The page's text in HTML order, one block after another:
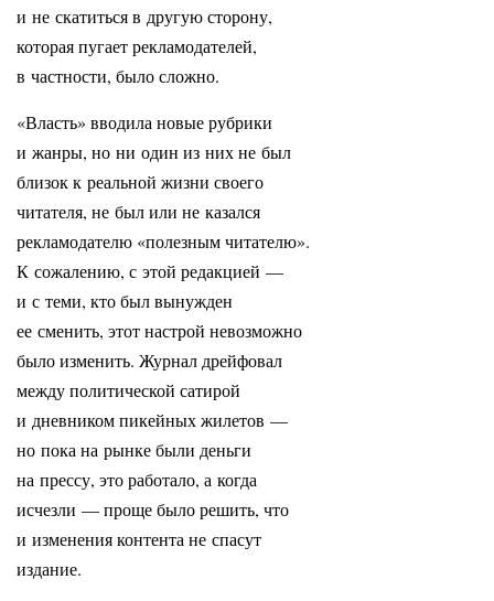
и не скатиться в другую сторону,
которая пугает рекламодателей,
в частности, было сложно.
«Власть» вводила новые рубрики
и жанры, но ни один из них не был
близок к реальной жизни своего
читателя, не был или не казался
рекламодателю «полезным читателю».
К сожалению, с этой редакцией —
и с теми, кто был вынужден
ее сменить, этот настрой невозможно
было изменить. Журнал дрейфовал
между политической сатирой
и дневником пикейных жилетов —
но пока на рынке были деньги
на прессу, это работало, а когда
исчезли — проще было решить, что
и изменения контента не спасут
издание.